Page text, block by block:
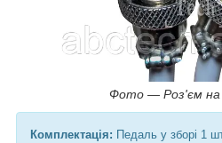
Фото — Роз'єм на 3
Комплектація: Педаль у зборі 1